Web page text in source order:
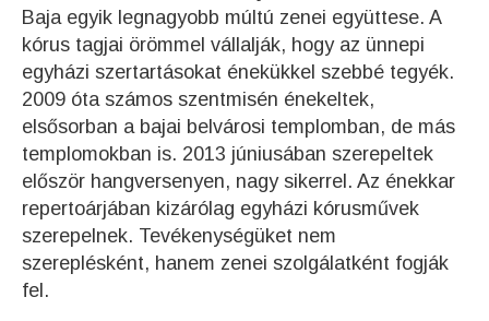
Baja egyik legnagyobb múltú zenei együttese. A
kórus tagjai örömmel vállalják, hogy az ünnepi
egyházi szertartásokat énekükkel szebbé tegyék.
2009 óta számos szentmisén énekeltek,
elsősorban a bajai belvárosi templomban, de más
templomokban is. 2013 júniusában szerepeltek
először hangversenyen, nagy sikerrel. Az énekkar
repertoárjában kizárólag egyházi kórusművek
szerepelnek. Tevékenységüket nem
szereplésként, hanem zenei szolgálatként fogják
fel.